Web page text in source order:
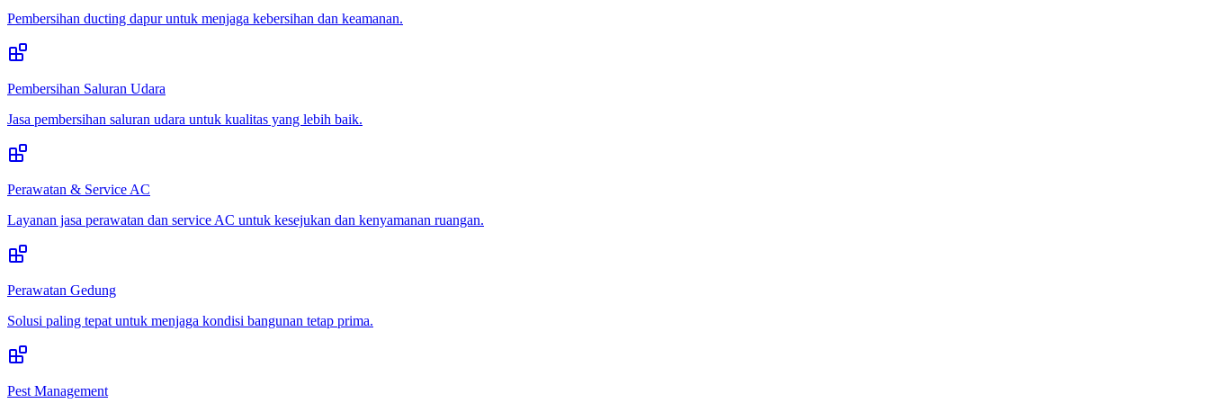
Pembersihan ducting dapur untuk menjaga kebersihan dan keamanan.
Pembersihan Saluran Udara
Jasa pembersihan saluran udara untuk kualitas yang lebih baik.
Perawatan & Service AC
Layanan jasa perawatan dan service AC untuk kesejukan dan kenyamanan ruangan.
Perawatan Gedung
Solusi paling tepat untuk menjaga kondisi bangunan tetap prima.
Pest Management